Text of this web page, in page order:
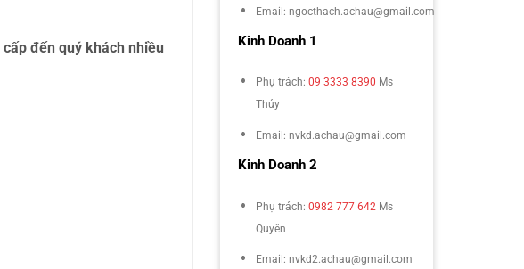
đến quý khách nhiều
Email: ngocthach.achau@gmail.com
Kinh Doanh 1
Phụ trách: 09 3333 8390 Ms
Thúy
Email: nvkd.achau@gmail.com
Kinh Doanh 2
Phụ trách: 0982 777 642 Ms
Quyên
Email: nvkd2.achau@gmail.com